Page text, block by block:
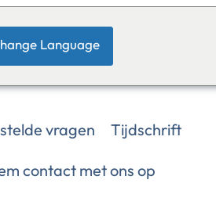
Language
vragen Tijdschrift
contact met ons op